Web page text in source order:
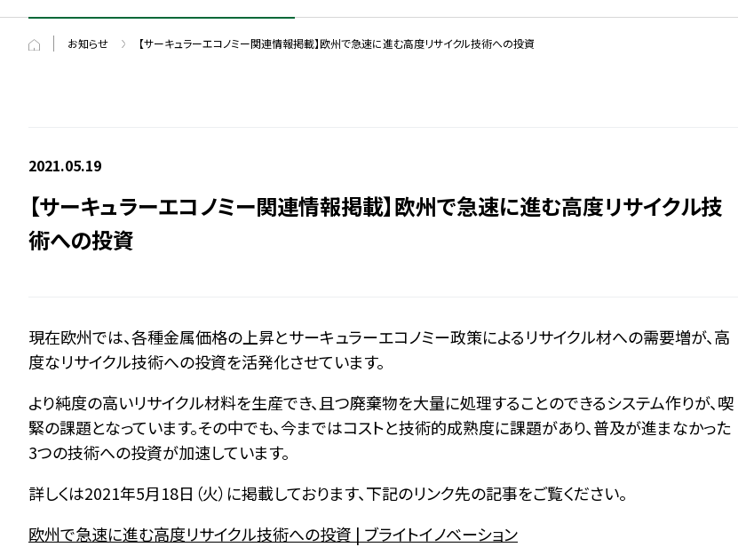
お知らせ 【サーキュラーエコノミー関連情報掲載】欧州で急速に進む高度リサイクル技術への投資
2021.05.19
【サーキュラーエコノミー関連情報掲載】欧州で急速に進む高度リサイクル技
術への投資
現在欧州では、各種金属価格の上昇とサーキュラーエコノミー政策によるリサイクル材への需要増が、高
度なリサイクル技術への投資を活発化させています。
より純度の高いリサイクル材料を生産でき、且つ廃棄物を大量に処理することのできるシステム作りが、喫
緊の課題となっています。その中でも、今まではコストと技術的成熟度に課題があり、普及が進まなかった
3つの技術への投資が加速しています。
詳しくは2021年5月18日（火）に掲載しております、下記のリンク先の記事をご覧ください。
欧州で急速に進む高度リサイクル技術への投資 | ブライトイノベーション